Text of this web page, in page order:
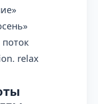
relax